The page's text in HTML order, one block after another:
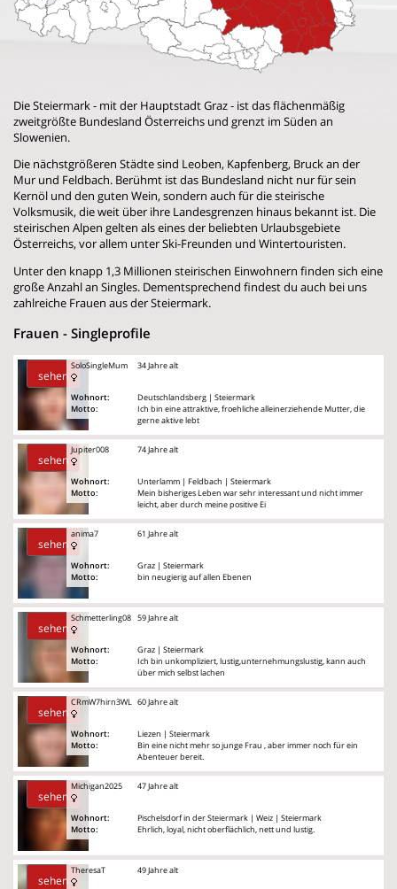
Die Steiermark - mit der Hauptstadt Graz - ist das flächenmäßig
zweitgrößte Bundesland Österreichs und grenzt im Süden an
Slowenien.
Die nächstgrößeren Städte sind Leoben, Kapfenberg, Bruck an der
Mur und Feldbach. Berühmt ist das Bundesland nicht nur für sein
Kernöl und den guten Wein, sondern auch für die steirische
Volksmusik, die weit über ihre Landesgrenzen hinaus bekannt ist. Die
steirischen Alpen gelten als eines der beliebten Urlaubsgebiete
Österreichs, vor allem unter Ski-Freunden und Wintertouristen.
Unter den knapp 1,3 Millionen steirischen Einwohnern finden sich eine
große Anzahl an Singles. Dementsprechend findest du auch bei uns
zahlreiche Frauen aus der Steiermark.
Frauen - Singleprofile
sehen
SoloSingleMum
Wohnort:
Motto:
34 Jahre alt
Deutschlandsberg | Steiermark
Ich bin eine attraktive, froehliche alleinerziehende Mutter, die
gerne aktive lebt
sehen
Jupiter008
Wohnort:
Motto:
74 Jahre alt
Unterlamm | Feldbach | Steiermark
Mein bisheriges Leben war sehr interessant und nicht immer
leicht, aber durch meine positive Ei
sehen
anima7
Wohnort:
Motto:
61 Jahre alt
Graz | Steiermark
bin neugierig auf allen Ebenen
sehen
Schmetterling08
Wohnort:
Motto:
59 Jahre alt
Graz | Steiermark
Ich bin unkompliziert, lustig,unternehmungslustig, kann auch
über mich selbst lachen
sehen
CRmW7hirn3WL
Wohnort:
Motto:
60 Jahre alt
Liezen | Steiermark
Bin eine nicht mehr so junge Frau , aber immer noch für ein
Abenteuer bereit.
sehen
Michigan2025
Wohnort:
Motto:
47 Jahre alt
Pischelsdorf in der Steiermark | Weiz | Steiermark
Ehrlich, loyal, nicht oberflächlich, nett und lustig.
sehen
TheresaT 49 Jahre alt